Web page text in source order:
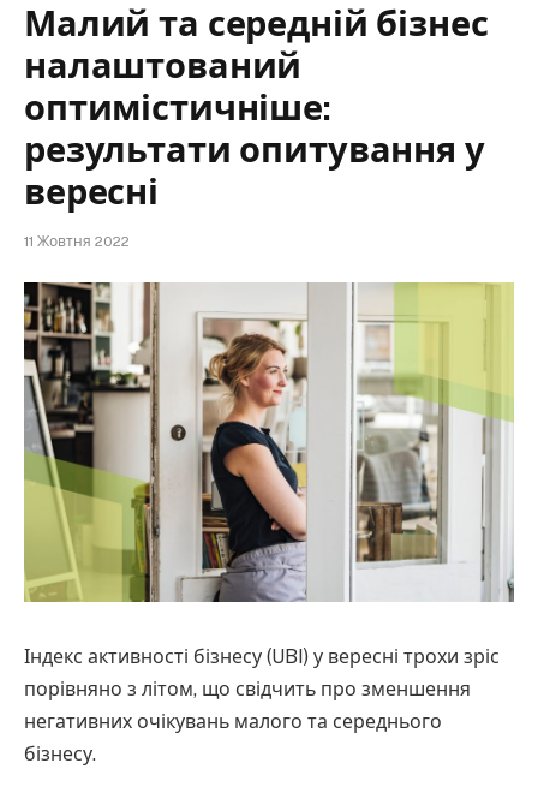
Малий та середній бізнес
налаштований
оптимістичніше:
результати опитування у
вересні
11 Жовтня 2022
Індекс активності бізнесу (UBI) у вересні трохи зріс
порівняно з літом, що свідчить про зменшення
негативних очікувань малого та середнього
бізнесу.